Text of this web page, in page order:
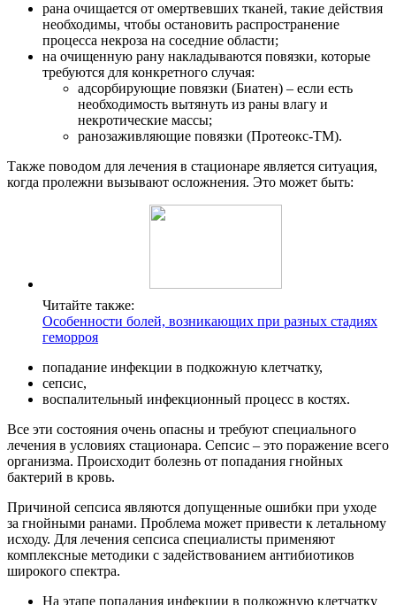
рана очищается от омертвевших тканей, такие действия
необходимы, чтобы остановить распространение
процесса некроза на соседние области;
на очищенную рану накладываются повязки, которые
требуются для конкретного случая:
адсорбирующие повязки (Биатен) – если есть
необходимость вытянуть из раны влагу и
некротические массы;
ранозаживляющие повязки (Протеокс-ТМ).
Также поводом для лечения в стационаре является ситуация,
когда пролежни вызывают осложнения. Это может быть:
Читайте также:
Особенности болей, возникающих при разных стадиях
геморроя
попадание инфекции в подкожную клетчатку,
сепсис,
воспалительный инфекционный процесс в костях.
Все эти состояния очень опасны и требуют специального
лечения в условиях стационара. Сепсис – это поражение всего
организма. Происходит болезнь от попадания гнойных
бактерий в кровь.
Причиной сепсиса являются допущенные ошибки при уходе
за гнойными ранами. Проблема может привести к летальному
исходу. Для лечения сепсиса специалисты применяют
комплексные методики с задействованием антибиотиков
широкого спектра.
На этапе попадания инфекции в подкожную клетчатку